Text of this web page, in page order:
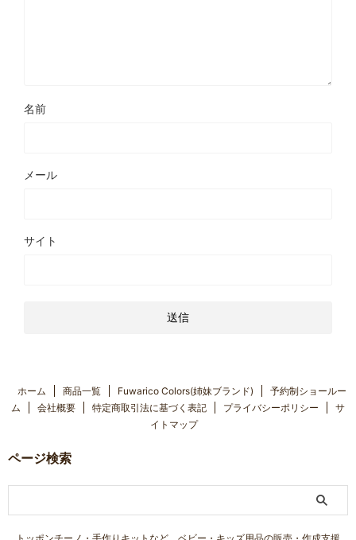
名前
メール
サイト
ホーム 商品一覧 Fuwarico Colors(姉妹ブランド)
予約制ショールー
ム
会社概要 特定商取引法に基づく表記 プライバシーポリシー
サ
イトマップ
ページ検索